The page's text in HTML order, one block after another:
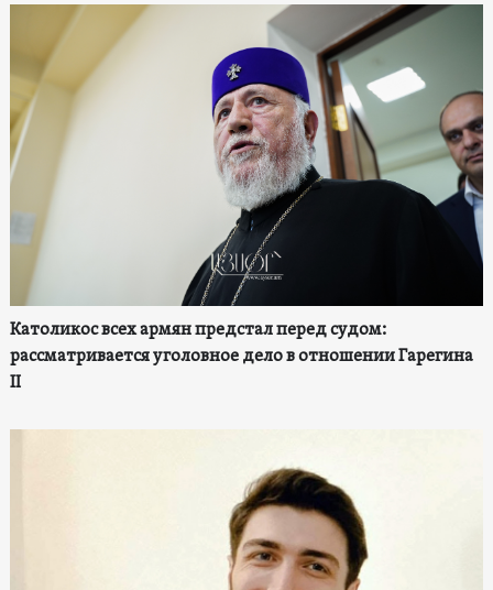
Католикос всех армян предстал перед судом:
рассматривается уголовное дело в отношении Гарегина
II